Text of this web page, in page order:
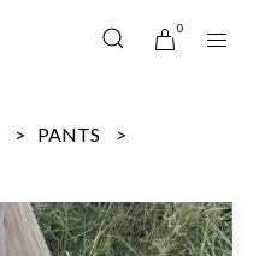
0
PANTS